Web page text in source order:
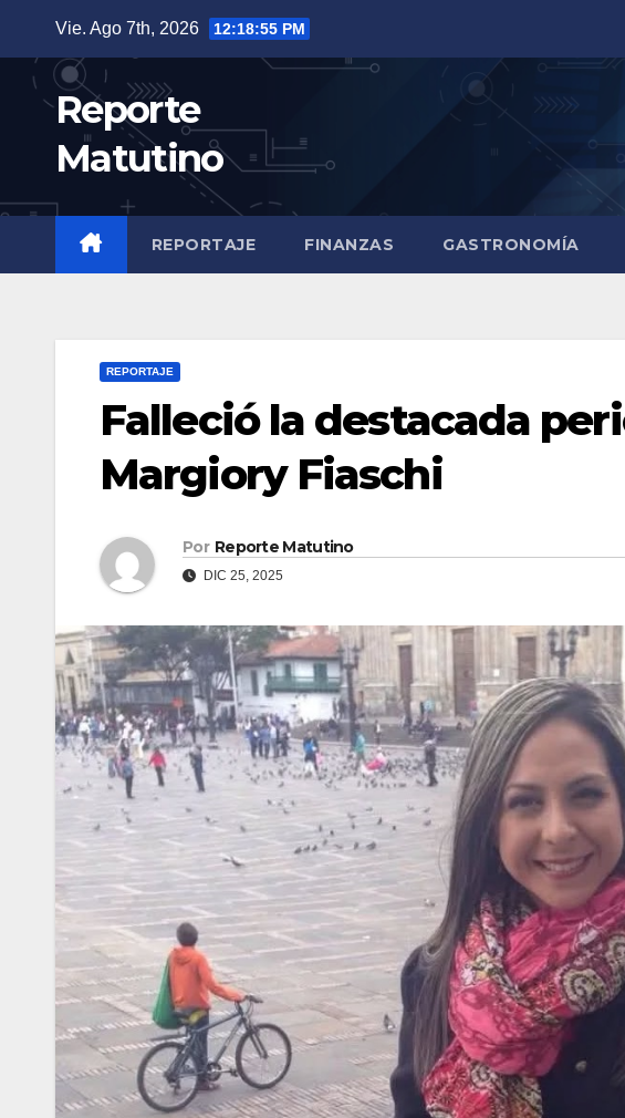
contenido
Vie. Ago 7th, 2026 12:18:56 PM
Reporte
Matutino
REPORTAJE FINANZAS GASTRONOMÍA
REPORTAJE
Falleció la destacada
Margiory Fiaschi
Por Reporte Matutino
DIC 25, 2025